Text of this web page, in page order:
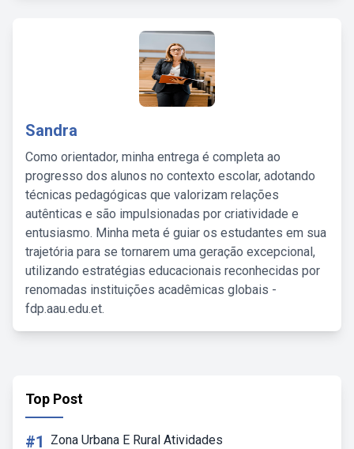
Sandra
Como orientador, minha entrega é completa ao
progresso dos alunos no contexto escolar, adotando
técnicas pedagógicas que valorizam relações
autênticas e são impulsionadas por criatividade e
entusiasmo. Minha meta é guiar os estudantes em sua
trajetória para se tornarem uma geração excepcional,
utilizando estratégias educacionais reconhecidas por
renomadas instituições acadêmicas globais -
fdp.aau.edu.et.
Top Post
#1 Zona Urbana E Rural Atividades